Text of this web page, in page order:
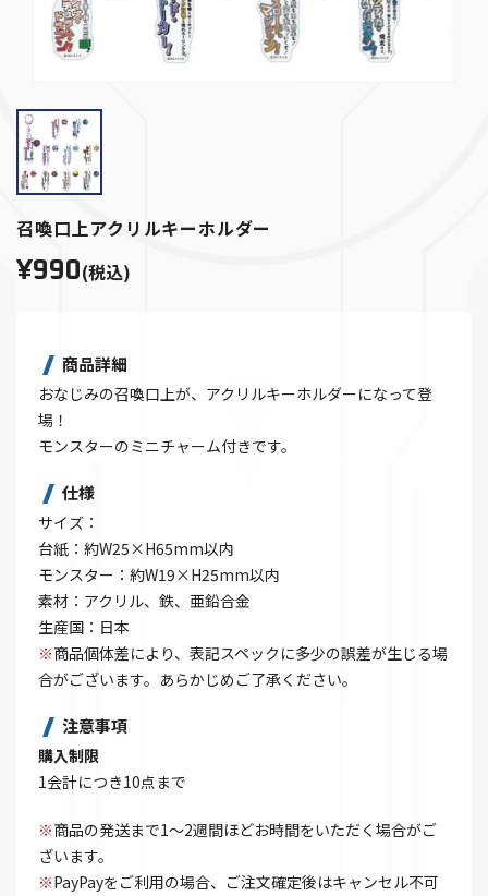
召喚口上アクリルキーホルダー
¥990(税込)
商品詳細
おなじみの召喚口上が、アクリルキーホルダーになって登
場！
モンスターのミニチャーム付きです。
仕様
サイズ：
台紙：約W25×H65mm以内
モンスター：約W19×H25mm以内
素材：アクリル、鉄、亜鉛合金
生産国：日本
※商品個体差により、表記スペックに多少の誤差が生じる場
合がございます。あらかじめご了承ください。
注意事項
購入制限
1会計につき10点まで
※商品の発送まで1～2週間ほどお時間をいただく場合がご
ざいます。
※PayPayをご利用の場合、ご注文確定後はキャンセル不可